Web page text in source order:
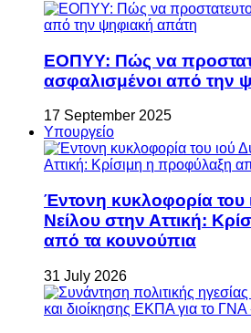
ΕΟΠΥΥ: Πώς να
ασφαλισμένοι από την
17 September 2025
Υπουργείο
Έντονη κυκλοφορία του
Νείλου στην Αττική:
από τα κουνούπια
31 July 2026